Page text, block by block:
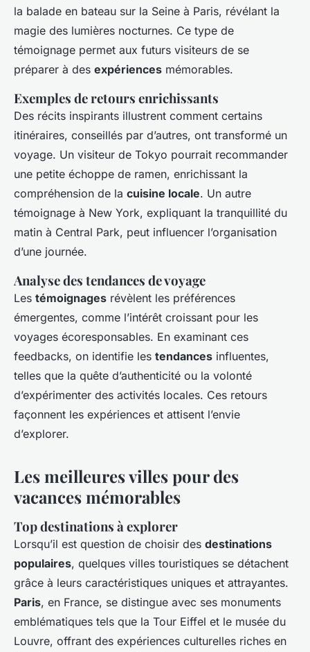
la balade en bateau sur la Seine à Paris, révélant la
magie des lumières nocturnes. Ce type de
témoignage permet aux futurs visiteurs de se
préparer à des expériences mémorables.
Exemples de retours enrichissants
Des récits inspirants illustrent comment certains
itinéraires, conseillés par d’autres, ont transformé un
voyage. Un visiteur de Tokyo pourrait recommander
une petite échoppe de ramen, enrichissant la
compréhension de la cuisine locale. Un autre
témoignage à New York, expliquant la tranquillité du
matin à Central Park, peut influencer l’organisation
d’une journée.
Analyse des tendances de voyage
Les témoignages révèlent les préférences
émergentes, comme l’intérêt croissant pour les
voyages écoresponsables. En examinant ces
feedbacks, on identifie les tendances influentes,
telles que la quête d’authenticité ou la volonté
d’expérimenter des activités locales. Ces retours
façonnent les expériences et attisent l’envie
d’explorer.
Les meilleures villes pour des
vacances mémorables
Top destinations à explorer
Lorsqu’il est question de choisir des destinations
populaires, quelques villes touristiques se détachent
grâce à leurs caractéristiques uniques et attrayantes.
Paris, en France, se distingue avec ses monuments
emblématiques tels que la Tour Eiffel et le musée du
Louvre, offrant des expériences culturelles riches en